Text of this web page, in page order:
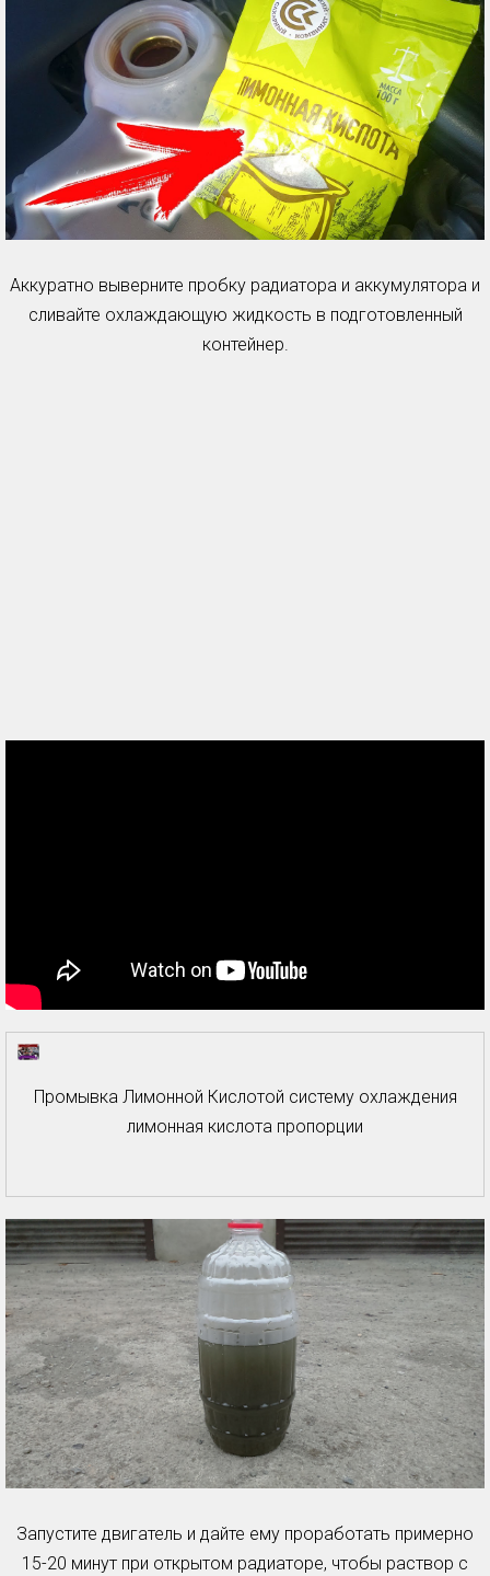
Аккуратно выверните пробку радиатора и аккумулятора и
сливайте охлаждающую жидкость в подготовленный
контейнер.
Промывка Лимонной Кислотой систему охлаждения
лимонная кислота пропорции
Запустите двигатель и дайте ему проработать примерно
15-20 минут при открытом радиаторе, чтобы раствор с